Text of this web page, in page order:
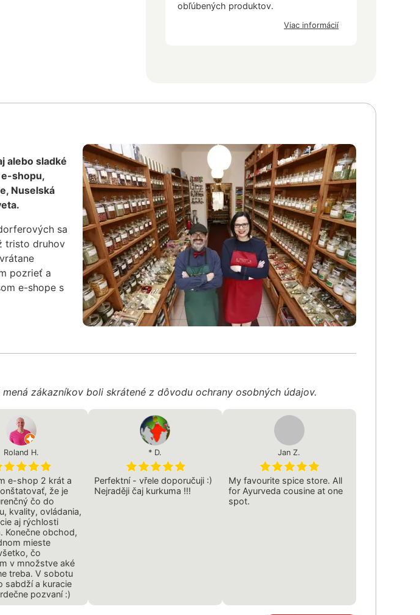
obľúbených produktov.
Viac informácií
alebo sladké
shopu,
Nuselská
sa
tristo druhov
pozrieť a
e-shope s
zákazníkov boli skrátené z dôvodu ochrany osobných údajov.
Roland H.
e-shop 2 krát a
že je
čo do
kvality, ovládania,
aj rýchlosti
Konečne obchod,
mieste
čo
v množstve aké
treba. V sobotu
sabdží a kuracie
pozvaní :)
* D.
Perfektní - vřele doporučuji :)
Nejraději čaj kurkuma !!!
Jan Z.
My favourite spice store. All
for Ayurveda cousine at one
spot.